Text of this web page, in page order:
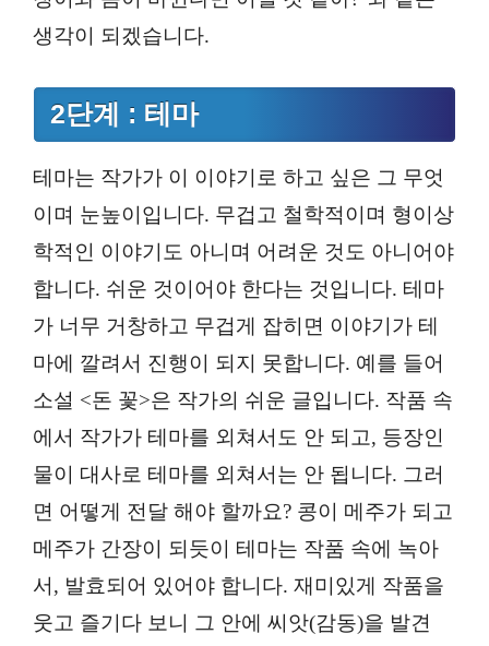
생각이 되겠습니다.
2단계 : 테마
테마는 작가가 이 이야기로 하고 싶은 그 무엇
이며 눈높이입니다. 무겁고 철학적이며 형이상
학적인 이야기도 아니며 어려운 것도 아니어야
합니다. 쉬운 것이어야 한다는 것입니다. 테마
가 너무 거창하고 무겁게 잡히면 이야기가 테
마에 깔려서 진행이 되지 못합니다. 예를 들어
소설 <돈 꽃>은 작가의 쉬운 글입니다. 작품 속
에서 작가가 테마를 외쳐서도 안 되고, 등장인
물이 대사로 테마를 외쳐서는 안 됩니다. 그러
면 어떻게 전달 해야 할까요? 콩이 메주가 되고
메주가 간장이 되듯이 테마는 작품 속에 녹아
서, 발효되어 있어야 합니다. 재미있게 작품을
웃고 즐기다 보니 그 안에 씨앗(감동)을 발견